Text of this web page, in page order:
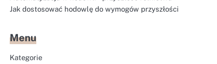
Jak dostosować hodowlę do wymogów przyszłości
Menu
Kategorie